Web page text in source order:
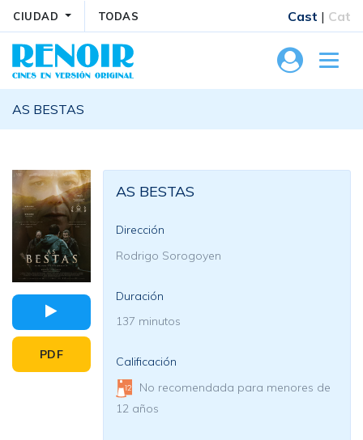
CIUDAD TODAS Cast | Cat
AS BESTAS
PDF
AS BESTAS
Dirección
Rodrigo Sorogoyen
Duración
137 minutos
Calificación
No recomendada para menores de
12 años